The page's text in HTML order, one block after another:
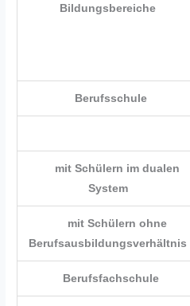
Bildungsbereiche
Berufsschule
mit Schülern im dualen
System
mit Schülern ohne
Berufsausbildungsverhältnis
Berufsfachschule